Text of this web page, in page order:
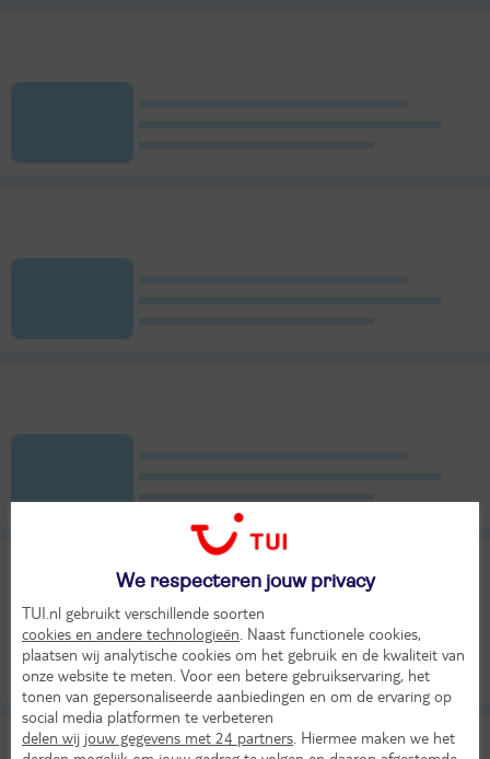
We respecteren jouw privacy
TUI.nl gebruikt verschillende soorten
cookies en andere technologieën . Naast functionele cookies,
plaatsen wij analytische cookies om het gebruik en de kwaliteit van
onze website te meten. Voor een betere gebruikservaring, het
tonen van gepersonaliseerde aanbiedingen en om de ervaring op
social media platformen te verbeteren
delen wij jouw gegevens met 24 partners . Hiermee maken we het